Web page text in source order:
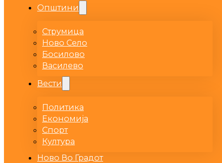
Општини
Струмица
Ново Село
Босилово
Василево
Вести
Политика
Економија
Спорт
Култура
Ново Во Градот